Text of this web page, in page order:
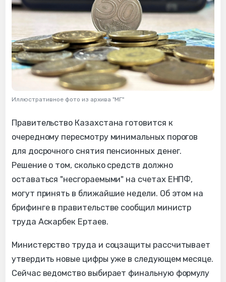
Иллюстративное фото из архива "МГ"
Правительство Казахстана готовится к
очередному пересмотру минимальных порогов
для досрочного снятия пенсионных денег.
Решение о том, сколько средств должно
оставаться "несгораемыми" на счетах ЕНПФ,
могут принять в ближайшие недели. Об этом на
брифинге в правительстве сообщил министр
труда Аскарбек Ертаев.
Министерство труда и соцзащиты рассчитывает
утвердить новые цифры уже в следующем месяце.
Сейчас ведомство выбирает финальную формулу